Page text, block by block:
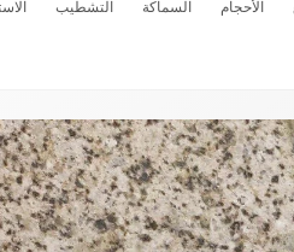
الأحجام السماكة التشطيب